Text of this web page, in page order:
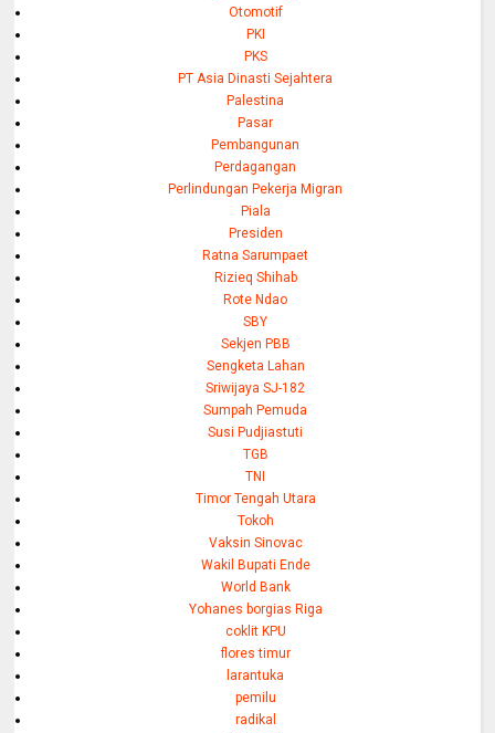
Otomotif
PKI
PKS
PT Asia Dinasti Sejahtera
Palestina
Pasar
Pembangunan
Perdagangan
Perlindungan Pekerja Migran
Piala
Presiden
Ratna Sarumpaet
Rizieq Shihab
Rote Ndao
SBY
Sekjen PBB
Sengketa Lahan
Sriwijaya SJ-182
Sumpah Pemuda
Susi Pudjiastuti
TGB
TNI
Timor Tengah Utara
Tokoh
Vaksin Sinovac
Wakil Bupati Ende
World Bank
Yohanes borgias Riga
coklit KPU
flores timur
larantuka
pemilu
radikal